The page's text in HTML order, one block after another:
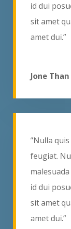
id dui
sit amet
amet dui.”
Jone Than
“Nulla
feugiat.
id dui
sit amet
amet dui.”